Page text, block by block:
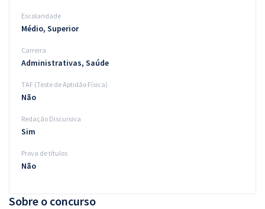
Sobre o concurso
Escolaridade
Médio, Superior
Carreira
Administrativas, Saúde
TAF (Teste de Aptidão Física)
Não
Redação Discursiva
Sim
Prova de títulos
Não